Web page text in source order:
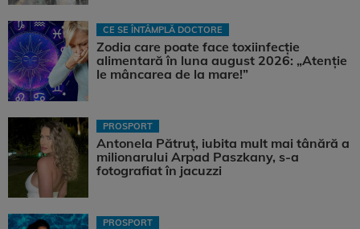
CE SE ÎNTÂMPLĂ DOCTORE
Zodia care poate face toxiinfecție
alimentară în luna august 2026: „Atenție
le mâncarea de la mare!”
PROSPORT
Antonela Pătruț, iubita mult mai tânără a
milionarului Arpad Paszkany, s-a
fotografiat în jacuzzi
PROSPORT